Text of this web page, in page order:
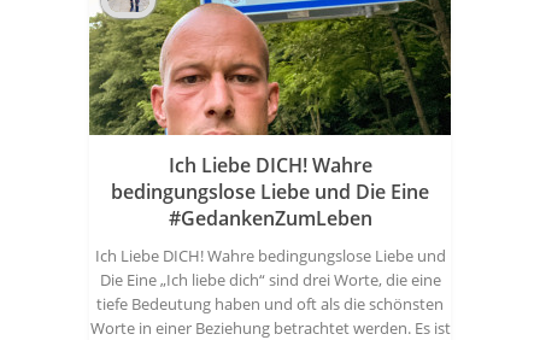
Ich Liebe DICH! Wahre
bedingungslose Liebe und Die Eine
#GedankenZumLeben
Ich Liebe DICH! Wahre bedingungslose Liebe und
Die Eine „Ich liebe dich“ sind drei Worte, die eine
tiefe Bedeutung haben und oft als die schönsten
Worte in einer Beziehung betrachtet werden. Es ist